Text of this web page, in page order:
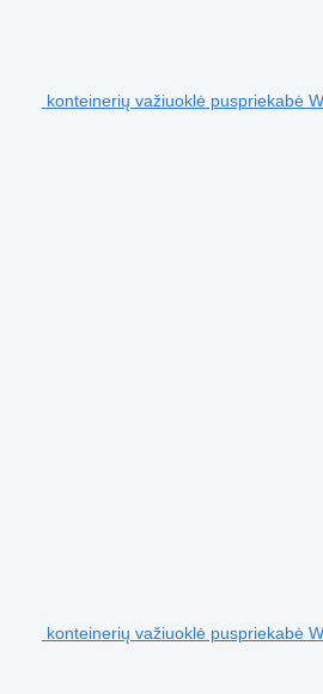
konteinerių važiuoklė puspriekabė
konteinerių važiuoklė puspriekabė